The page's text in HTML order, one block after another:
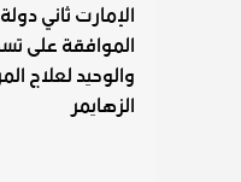
الإمارت ثاني
الموافقة على
والوحيد لعلاج
الزهايمر